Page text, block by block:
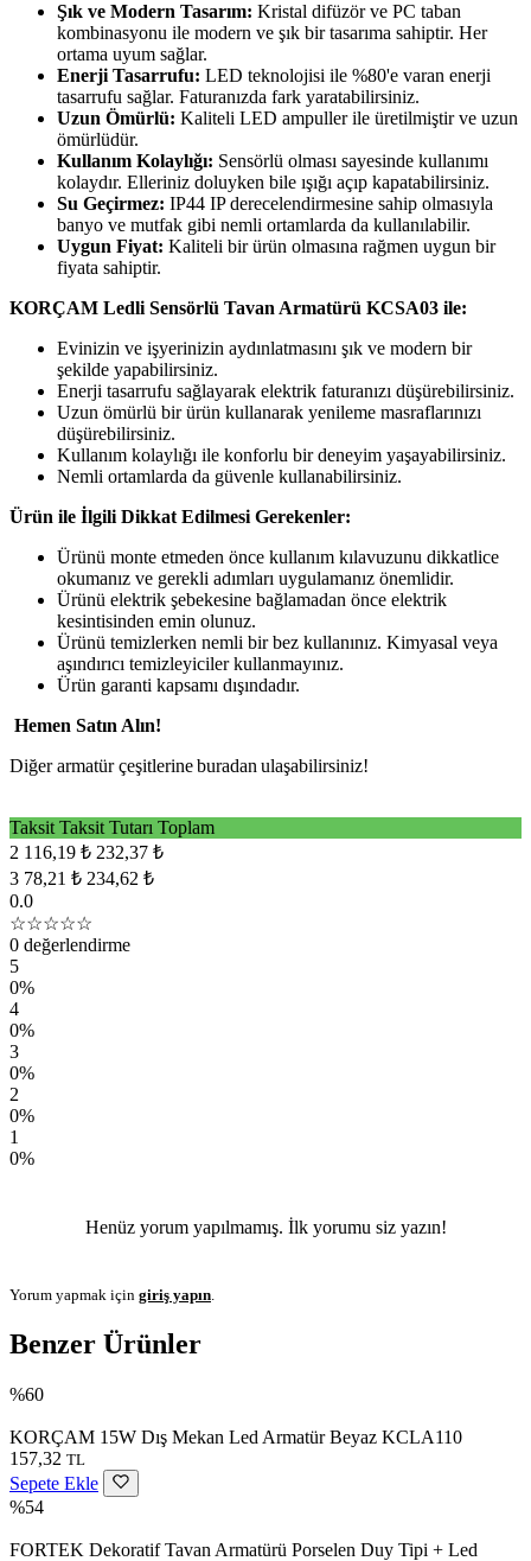
Şık ve Modern Tasarım: Kristal difüzör ve PC taban
kombinasyonu ile modern ve şık bir tasarıma sahiptir. Her
ortama uyum sağlar.
Enerji Tasarrufu: LED teknolojisi ile %80'e varan enerji
tasarrufu sağlar. Faturanızda fark yaratabilirsiniz.
Uzun Ömürlü: Kaliteli LED ampuller ile üretilmiştir ve uzun
ömürlüdür.
Kullanım Kolaylığı: Sensörlü olması sayesinde kullanımı
kolaydır. Elleriniz doluyken bile ışığı açıp kapatabilirsiniz.
Su Geçirmez: IP44 IP derecelendirmesine sahip olmasıyla
banyo ve mutfak gibi nemli ortamlarda da kullanılabilir.
Uygun Fiyat: Kaliteli bir ürün olmasına rağmen uygun bir
fiyata sahiptir.
KORÇAM Ledli Sensörlü Tavan Armatürü KCSA03 ile:
Evinizin ve işyerinizin aydınlatmasını şık ve modern bir
şekilde yapabilirsiniz.
Enerji tasarrufu sağlayarak elektrik faturanızı düşürebilirsiniz.
Uzun ömürlü bir ürün kullanarak yenileme masraflarınızı
düşürebilirsiniz.
Kullanım kolaylığı ile konforlu bir deneyim yaşayabilirsiniz.
Nemli ortamlarda da güvenle kullanabilirsiniz.
Ürün ile İlgili Dikkat Edilmesi Gerekenler:
Ürünü monte etmeden önce kullanım kılavuzunu dikkatlice
okumanız ve gerekli adımları uygulamanız önemlidir.
Ürünü elektrik şebekesine bağlamadan önce elektrik
kesintisinden emin olunuz.
Ürünü temizlerken nemli bir bez kullanınız. Kimyasal veya
aşındırıcı temizleyiciler kullanmayınız.
Ürün garanti kapsamı dışındadır.
Hemen Satın Alın!
Diğerarmatürçeşitlerineburadan ulaşabilirsiniz!
Taksit Taksit Tutarı Toplam
2 116,19 ₺ 232,37 ₺
3 78,21 ₺ 234,62 ₺
0.0
☆☆☆☆☆
0 değerlendirme
5
0%
4
0%
3
0%
2
0%
1
0%
Henüz yorum yapılmamış. İlk yorumu siz yazın!
Yorum yapmak için giriş yapın.
Benzer Ürünler
%60
KORÇAM 15W Dış Mekan Led Armatür Beyaz KCLA110
157,32 TL
Sepete Ekle
%54
FORTEK Dekoratif Tavan Armatürü Porselen Duy Tipi + Led